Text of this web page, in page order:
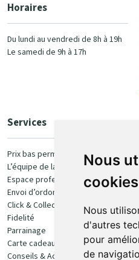
Nous
cookies
Nous
d'autres
pour
de
Horaires
Du lundi au vendredi de 8h à 19h
Le samedi de 9h à 17h
Services
Prix bas permanent
L’équipe de la pharmacie
Espace professionnel
Envoi d’ordonnance
Click & Collect
Fidelité
Parrainage
Carte cadeau
Conseils & Actualités